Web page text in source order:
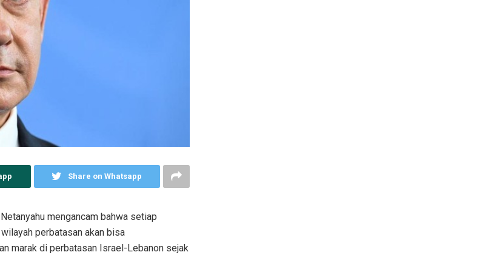
Share on Whatsapp
mengancam bahwa setiap
perbatasan akan bisa
marak di perbatasan Israel-Lebanon sejak